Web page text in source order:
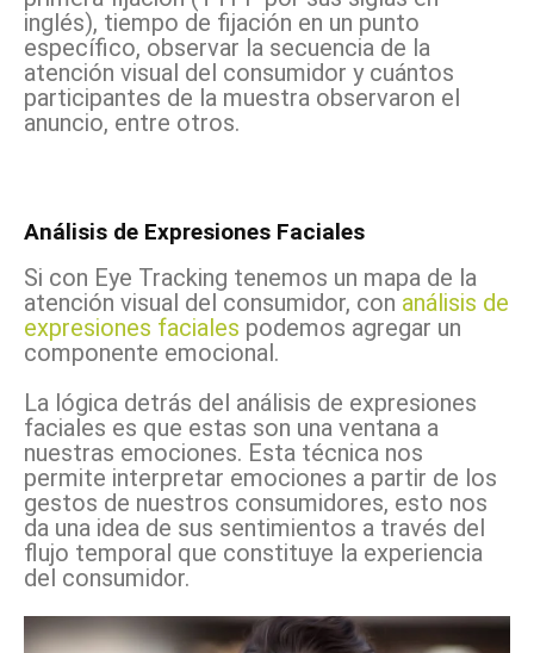
inglés), tiempo de fijación en un punto
específico, observar la secuencia de la
atención visual del consumidor y cuántos
participantes de la muestra observaron el
anuncio, entre otros.
Análisis de Expresiones Faciales
Si con Eye Tracking tenemos un mapa de la
atención visual del consumidor, con análisis de
expresiones faciales podemos agregar un
componente emocional.
La lógica detrás del análisis de expresiones
faciales es que estas son una ventana a
nuestras emociones. Esta técnica nos
permite interpretar emociones a partir de los
gestos de nuestros consumidores, esto nos
da una idea de sus sentimientos a través del
flujo temporal que constituye la experiencia
del consumidor.